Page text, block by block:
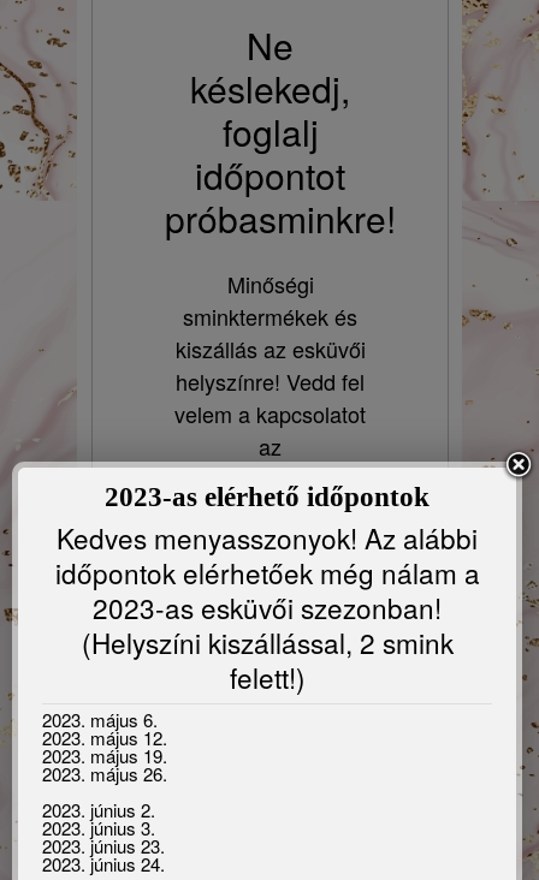
Ne
késlekedj,
foglalj
időpontot
próbasminkre!
Minőségi
sminktermékek és
kiszállás az esküvői
helyszínre! Vedd fel
velem a kapcsolatot
az
info@macaronmakeup.com
e-mail címen! Várom
a jelentkezésed!
2023. június 8 - június
19 között
szabadságon vagyok,
csak utána tudok
2023-as elérhető időpontok
Kedves menyasszonyok! Az alábbi
időpontok elérhetőek még nálam a
2023-as esküvői szezonban!
(Helyszíni kiszállással, 2 smink
felett!)
2023. május 6.
2023. május 12.
2023. május 19.
2023. május 26.
2023. június 2.
2023. június 3.
2023. június 23.
2023. június 24.